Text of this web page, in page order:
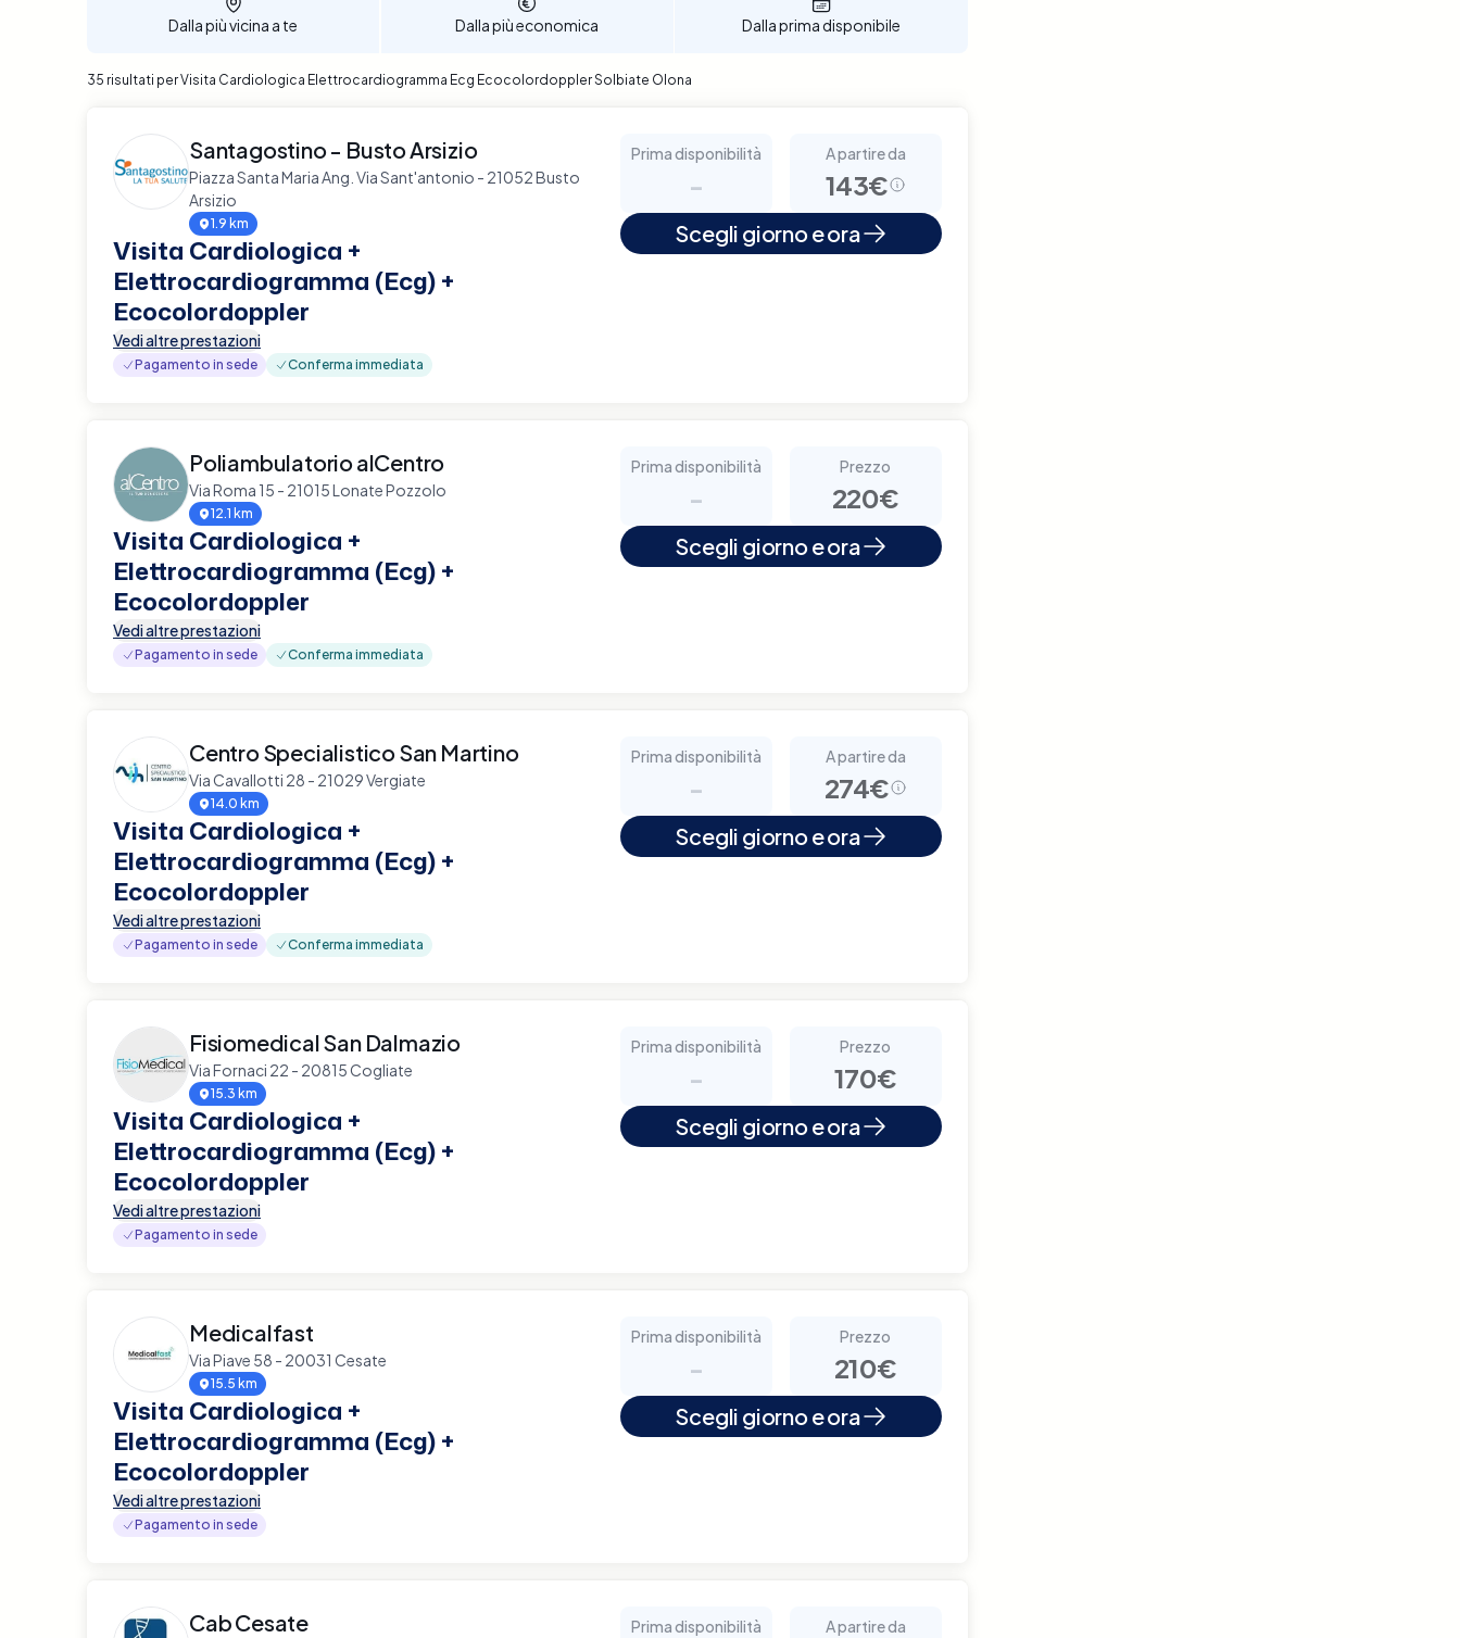
Dalla più vicina a te Dalla più economica Dalla prima disponibile
35 risultati per Visita Cardiologica Elettrocardiogramma Ecg Ecocolordoppler Solbiate Olona
Santagostino - Busto Arsizio
Piazza Santa Maria Ang. Via Sant'antonio - 21052 Busto
Arsizio
1.9 km
Visita Cardiologica +
Elettrocardiogramma (Ecg) +
Ecocolordoppler
Vedi altre prestazioni
Pagamento in sede Conferma immediata
Prima disponibilità
-
A partire da
143€
Scegli giorno e ora
Poliambulatorio alCentro
Via Roma 15 - 21015 Lonate Pozzolo
12.1 km
Visita Cardiologica +
Elettrocardiogramma (Ecg) +
Ecocolordoppler
Vedi altre prestazioni
Pagamento in sede Conferma immediata
Prima disponibilità
-
Prezzo
220€
Scegli giorno e ora
Centro Specialistico San Martino
Via Cavallotti 28 - 21029 Vergiate
14.0 km
Visita Cardiologica +
Elettrocardiogramma (Ecg) +
Ecocolordoppler
Vedi altre prestazioni
Pagamento in sede Conferma immediata
Prima disponibilità
-
A partire da
274€
Scegli giorno e ora
Fisiomedical San Dalmazio
Via Fornaci 22 - 20815 Cogliate
15.3 km
Visita Cardiologica +
Elettrocardiogramma (Ecg) +
Ecocolordoppler
Vedi altre prestazioni
Pagamento in sede
Prima disponibilità
-
Prezzo
170€
Scegli giorno e ora
Medicalfast
Via Piave 58 - 20031 Cesate
15.5 km
Visita Cardiologica +
Elettrocardiogramma (Ecg) +
Ecocolordoppler
Vedi altre prestazioni
Pagamento in sede
Prima disponibilità
-
Prezzo
210€
Scegli giorno e ora
Cab Cesate Prima disponibilità A partire da